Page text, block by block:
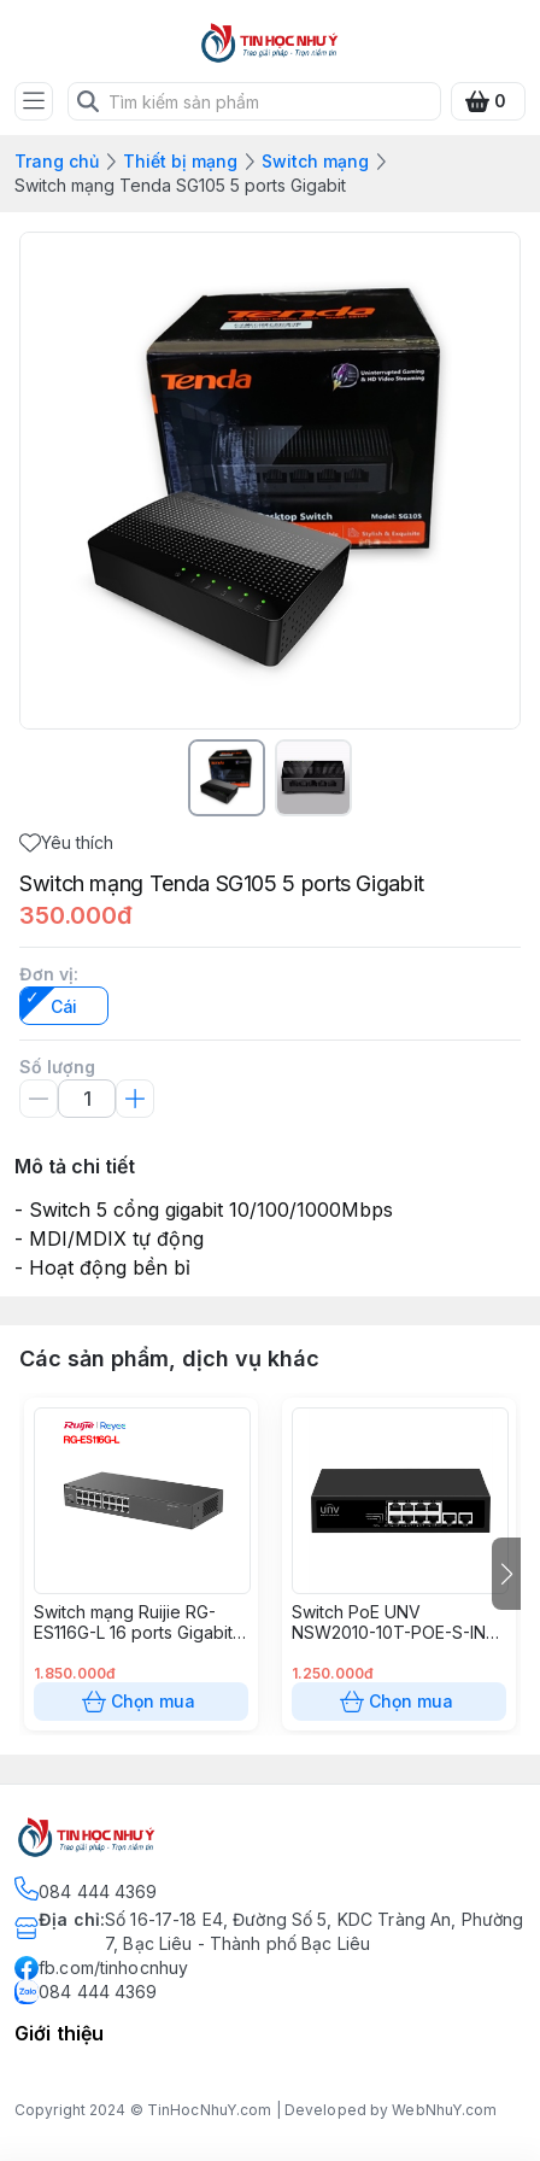
0
Trang chủ Thiết bị mạng
Switch mạng
Switch mạng Tenda SG105 5 ports Gigabit
Yêu thích
Switch mạng Tenda SG105 5 ports Gigabit
350.000đ
Đơn vị:
Cái
Số lượng
Mô tả chi tiết
- Switch 5 cổng gigabit 10/100/1000Mbps
- MDI/MDIX tự động
- Hoạt động bền bỉ
Các sản phẩm, dịch vụ khác
Switch mạng Ruijie RG-
ES116G-L 16 ports Gigabit
1.850.000đ
Chọn mua
Switch PoE UNV
NSW2010-10T-POE-S-IN
1.250.000đ
Chọn mua
084 444 4369
Địa chỉ:Số 16-17-18 E4, Đường Số 5, KDC Tràng An, Phường
7, Bạc Liêu - Thành phố Bạc Liêu
fb.com/tinhocnhuy
084 444 4369
Giới thiệu
Copyright 2024 © TinHocNhuY.com | Developed by WebNhuY.com